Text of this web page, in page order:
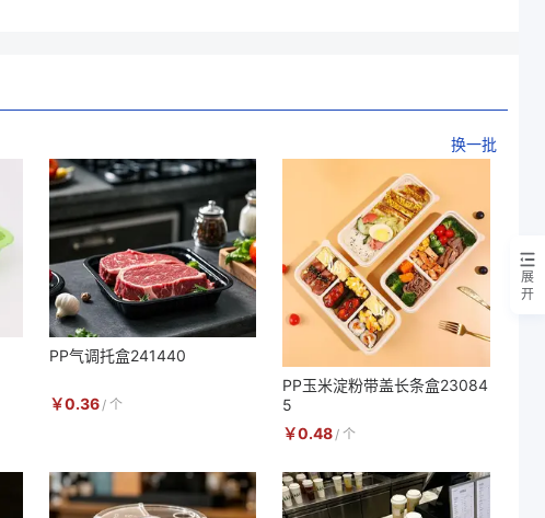
换一批
PP气调托盒241440
￥0.36 / 个
PP玉米淀粉带盖长条盒23084
5
￥0.48 / 个
展
开